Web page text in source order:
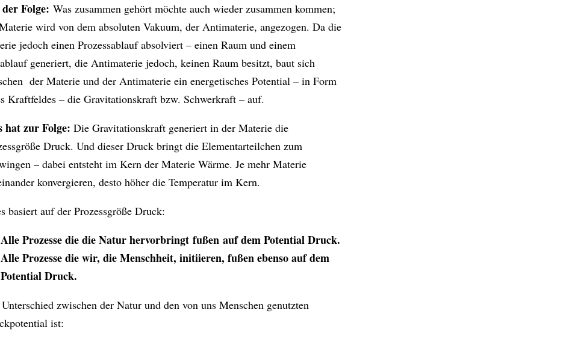
Folge: Was zusammen gehört möchte auch wieder zusammen kommen;
wird von dem absoluten Vakuum, der Antimaterie, angezogen. Da die
jedoch einen Prozessablauf absolviert – einen Raum und einem
generiert, die Antimaterie jedoch, keinen Raum besitzt, baut sich
der Materie und der Antimaterie ein energetisches Potential – in Form
Kraftfeldes – die Gravitationskraft bzw. Schwerkraft – auf.
hat zur Folge: Die Gravitationskraft generiert in der Materie die
Druck. Und dieser Druck bringt die Elementarteilchen zum
– dabei entsteht im Kern der Materie Wärme. Je mehr Materie
konvergieren, desto höher die Temperatur im Kern.
basiert auf der Prozessgröße Druck:
Alle Prozesse die die Natur hervorbringt fußen auf dem Potential Druck.
Alle Prozesse die wir, die Menschheit, initiieren, fußen ebenso auf dem
Potential Druck.
zwischen der Natur und den von uns Menschen genutzten
ist: